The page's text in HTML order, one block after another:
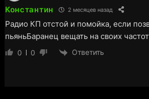
Константин 2 месяцев назад
Радио КП отстой и помойка, если
пьяньБаранец вещать на своих
0 0 Ответить